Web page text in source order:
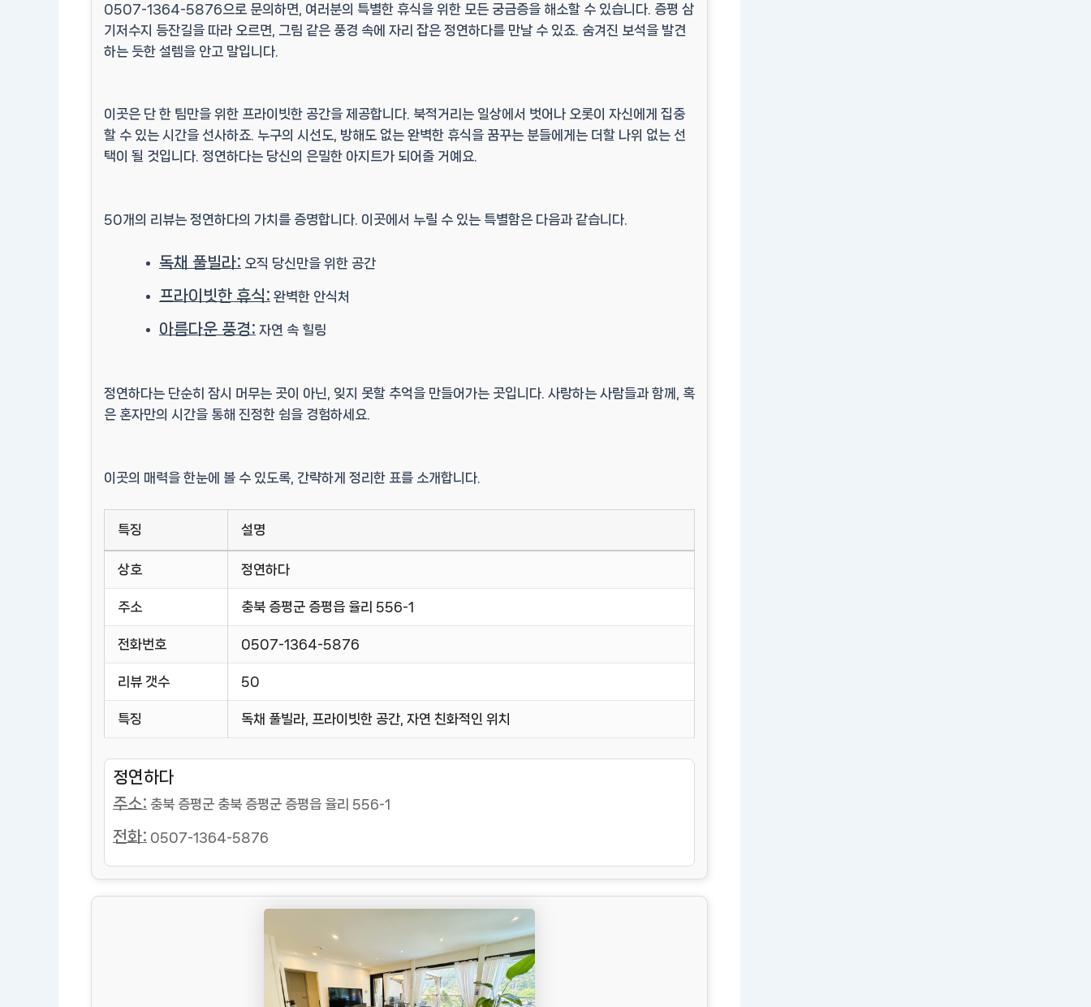
0507-1364-5876으로 문의하면, 여러분의 특별한 휴식을 위한 모든 궁금증을 해소할 수 있습니다. 증평 삼
기저수지 등잔길을 따라 오르면, 그림 같은 풍경 속에 자리 잡은 정연하다를 만날 수 있죠. 숨겨진 보석을 발견
하는 듯한 설렘을 안고 말입니다.
이곳은 단 한 팀만을 위한 프라이빗한 공간을 제공합니다. 북적거리는 일상에서 벗어나 오롯이 자신에게 집중
할 수 있는 시간을 선사하죠. 누구의 시선도, 방해도 없는 완벽한 휴식을 꿈꾸는 분들에게는 더할 나위 없는 선
택이 될 것입니다. 정연하다는 당신의 은밀한 아지트가 되어줄 거예요.
50개의 리뷰는 정연하다의 가치를 증명합니다. 이곳에서 누릴 수 있는 특별함은 다음과 같습니다.
독채 풀빌라: 오직 당신만을 위한 공간
프라이빗한 휴식: 완벽한 안식처
아름다운 풍경: 자연 속 힐링
정연하다는 단순히 잠시 머무는 곳이 아닌, 잊지 못할 추억을 만들어가는 곳입니다. 사랑하는 사람들과 함께, 혹
은 혼자만의 시간을 통해 진정한 쉼을 경험하세요.
이곳의 매력을 한눈에 볼 수 있도록, 간략하게 정리한 표를 소개합니다.
특징 설명
상호 정연하다
주소 충북 증평군 증평읍 율리 556-1
전화번호 0507-1364-5876
리뷰 갯수 50
특징 독채 풀빌라, 프라이빗한 공간, 자연 친화적인 위치
정연하다
주소: 충북 증평군 충북 증평군 증평읍 율리 556-1
전화: 0507-1364-5876